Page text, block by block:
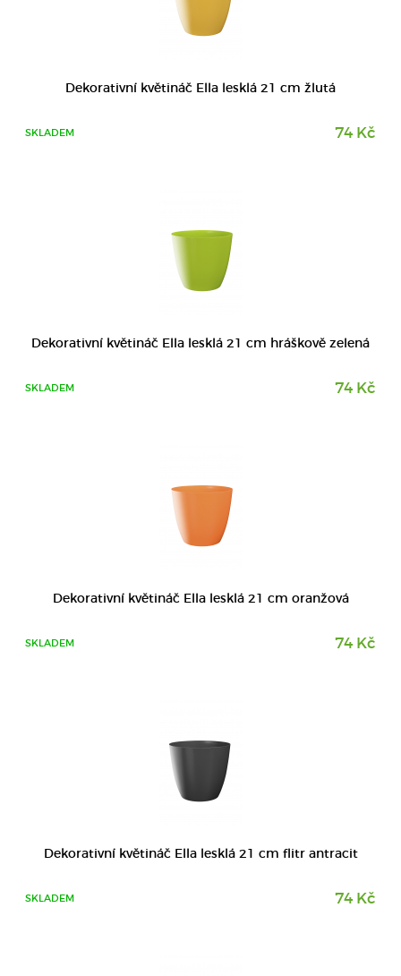
Dekorativní květináč Ella lesklá 21 cm žlutá
SKLADEM 74 Kč
Dekorativní květináč Ella lesklá 21 cm hráškově zelená
SKLADEM 74 Kč
Dekorativní květináč Ella lesklá 21 cm oranžová
SKLADEM 74 Kč
Dekorativní květináč Ella lesklá 21 cm flitr antracit
SKLADEM 74 Kč